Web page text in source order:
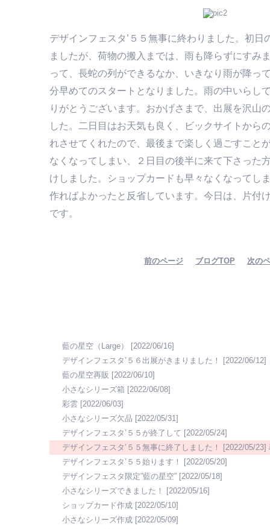
デザインフェスタ’５５無事に終わりました。初日
ましたが、荷物の搬入までは、雨も降らずにすみ
って、長蛇の列ができるなか、いきなり雨が降っ
分早めてのスタートとなりました。雨の中いらし
りがとうございます。おかげさまで、出展を沢山
した。二日目はお天気も良く、ビックサイトから
れさせてくれたので、最後まで楽しく過ごすこと
なくなってしまい、２日目の後半に来て下さった
けしました。ショップカードも早々なくなってし
作ればよかったと反省しています。今日は、片付
です。
前のページ ブログTOP 次の
藍の星空（Large）
[2022/06/16]
デザインフェスタ’５６出展がきまりました！
[2022/06/12]
藍の星空再販 [2022/06/10]
小さなシリーズ箱 [2022/06/08]
彩雲 [2022/06/03]
小さなシリーズ欠品 [2022/05/31]
デザインフェスタ’５５が終了して [2022/05/24]
デザインフェスタ’５５無事に終了しました！
[2022/05/23]
デザインフェスタ’５５始ります！
[2022/05/20]
デザインフェスタ限定”藍の星空” [2022/05/18]
小さなシリーズできました！
[2022/05/16]
ショップカード作成 [2022/05/10]
小さなシリーズ作成 [2022/05/09]